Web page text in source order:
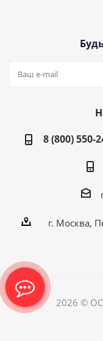
8 (800) 550-
г. Москва,
2026 ©